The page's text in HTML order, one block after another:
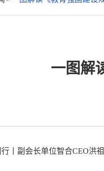
一图解
丨副会长单位智合CEO洪